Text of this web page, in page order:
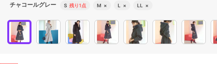
チャコールグレー S 残り1点 M × L × LL ×